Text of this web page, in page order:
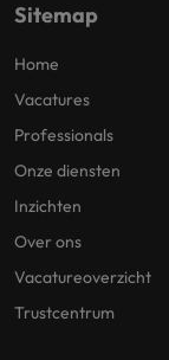
Sitemap
Home
Vacatures
Professionals
Onze diensten
Inzichten
Over ons
Vacatureoverzicht
Trustcentrum